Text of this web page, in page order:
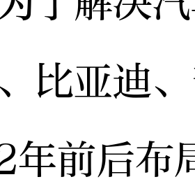
比亚迪
前后布